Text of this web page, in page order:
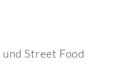
Street Food